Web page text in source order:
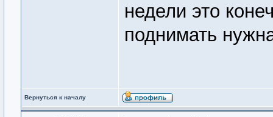
недели это
поднимать
Вернуться к началу